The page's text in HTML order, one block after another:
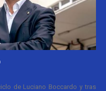
de Luciano Boccardo y tras